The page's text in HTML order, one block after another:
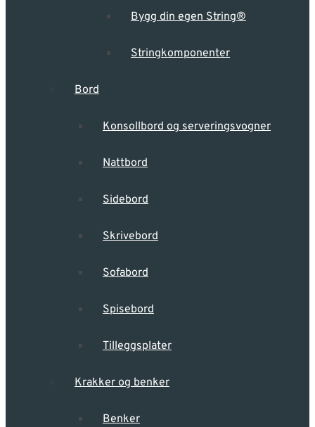
Bygg din egen String®
Stringkomponenter
Bord
Konsollbord og serveringsvogner
Nattbord
Sidebord
Skrivebord
Sofabord
Spisebord
Tilleggsplater
Krakker og benker
Benker